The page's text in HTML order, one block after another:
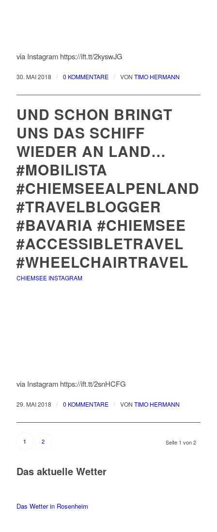
via Instagram https://ift.tt/2kyswJG
30. MAI 2018 / 0 KOMMENTARE / VON TIMO HERMANN
UND SCHON BRINGT
UNS DAS SCHIFF
WIEDER AN LAND…
#MOBILISTA
#CHIEMSEEALPENLAND
#TRAVELBLOGGER
#BAVARIA #CHIEMSEE
#ACCESSIBLETRAVEL
#WHEELCHAIRTRAVEL
CHIEMSEE INSTAGRAM
via Instagram https://ift.tt/2snHCFG
29. MAI 2018 / 0 KOMMENTARE / VON TIMO HERMANN
Seite 1 von 2
1 2
Das aktuelle Wetter
Das Wetter in Rosenheim